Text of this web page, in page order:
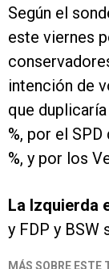
Según el
este viernes
intención de
que
%, por el
%, y por los
La Izquierda
y FDP y BSW
MÁS SOBRE ESTE